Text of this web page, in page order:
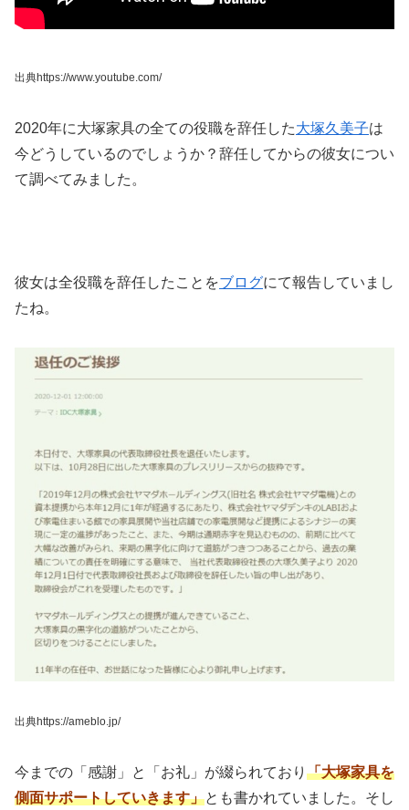
出典https://www.youtube.com/
2020年に大塚家具の全ての役職を辞任した大塚久美子は
今どうしているのでしょうか？辞任してからの彼女につい
て調べてみました。
彼女は全役職を辞任したことをブログにて報告していまし
たね。
出典https://ameblo.jp/
今までの「感謝」と「お礼」が綴られており 「大塚家具を
側面サポートしていきます」とも書かれていました。そし